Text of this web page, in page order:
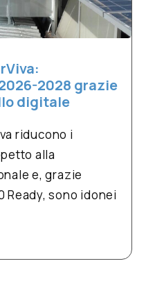
2028 grazie
digitale
riducono i
alla
e, grazie
sono idonei